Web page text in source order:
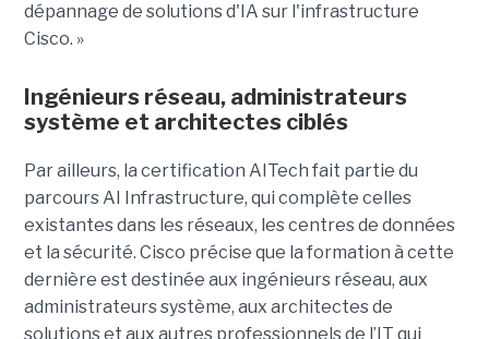
dépannage de solutions d'IA sur l'infrastructure
Cisco. »
Ingénieurs réseau, administrateurs
système et architectes ciblés
Par ailleurs, la certification AITech fait partie du
parcours AI Infrastructure, qui complète celles
existantes dans les réseaux, les centres de données
et la sécurité. Cisco précise que la formation à cette
dernière est destinée aux ingénieurs réseau, aux
administrateurs système, aux architectes de
solutions et aux autres professionnels de l’IT qui